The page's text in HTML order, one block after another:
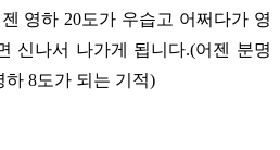
영하 20도가 우습고 어쩌다가 영
신나서 나가게 됩니다.(어젠 분명
하 8도가 되는 기적)